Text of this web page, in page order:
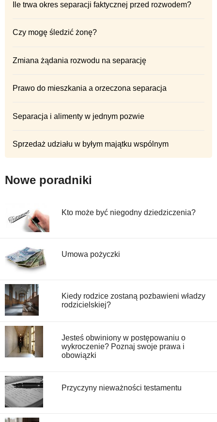
Ile trwa okres separacji faktycznej przed rozwodem?
Czy mogę śledzić żonę?
Zmiana żądania rozwodu na separację
Prawo do mieszkania a orzeczona separacja
Separacja i alimenty w jednym pozwie
Sprzedaż udziału w byłym majątku wspólnym
Nowe poradniki
Kto może być niegodny dziedziczenia?
Umowa pożyczki
Kiedy rodzice zostaną pozbawieni władzy
rodzicielskiej?
Jesteś obwiniony w postępowaniu o
wykroczenie? Poznaj swoje prawa i
obowiązki
Przyczyny nieważności testamentu